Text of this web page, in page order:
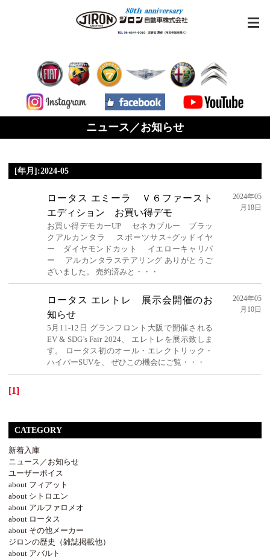
ニュース／お知らせ
[年月]:2024-05
ロータス エミーラ Ｖ６ファースト
エディション お買い得デモ
お買い得デモカーUP セネカブルー ブラッ
クアルカンタラ スポーツサス+グッドイヤ
ー ダイヤモンドカット イエローキャリパ
ー アルカンタラステアリング ありがとうご
ざいました。 売約済みと・・・
2024年05
月18日
ロータス エレトレ 展示会開催のお
知らせ
5月11-12日 グランフロント大阪で開催される
EV & SDG’s Fair 2024、 エレトレを展示致しま
す。 ロータス初のオール・エレクトリック・
ハイパーSUVを、 ぜひこの機会にご覧・・・
2024年05
月10日
[1]
CATEGORY
新着入庫
ニュース／お知らせ
ユーザーボイス
about フィアット
about シトロエン
about アルファロメオ
about ロータス
about その他メーカー
ジロンの歴史（雑誌掲載他）
about アバルト